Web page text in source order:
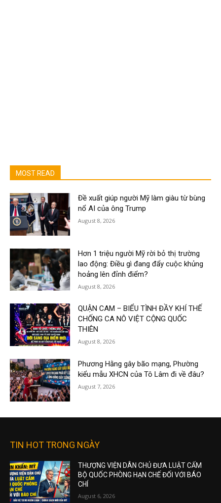
MOST READ
Đề xuất giúp người Mỹ làm giàu từ bùng
nổ AI của ông Trump
August 8, 2026
Hơn 1 triệu người Mỹ rời bỏ thị trường
lao động: Điều gì đang đẩy cuộc khủng
hoảng lên đỉnh điểm?
August 8, 2026
QUẬN CAM – BIỂU TÌNH ĐẦY KHÍ THẾ
CHỐNG CA NÔ VIỆT CỘNG QUỐC
THIÊN
August 8, 2026
Phương Hằng gây bão mạng, Phường
kiểu mẫu XHCN của Tô Lâm đi về đâu?
August 7, 2026
TIN HOT TRONG NGÀY
THƯỢNG VIỆN DÂN CHỦ ĐƯA LUẬT CẤM
BỘ QUỐC PHÒNG HẠN CHẾ ĐỐI VỚI BÁO
CHÍ
August 6, 2026